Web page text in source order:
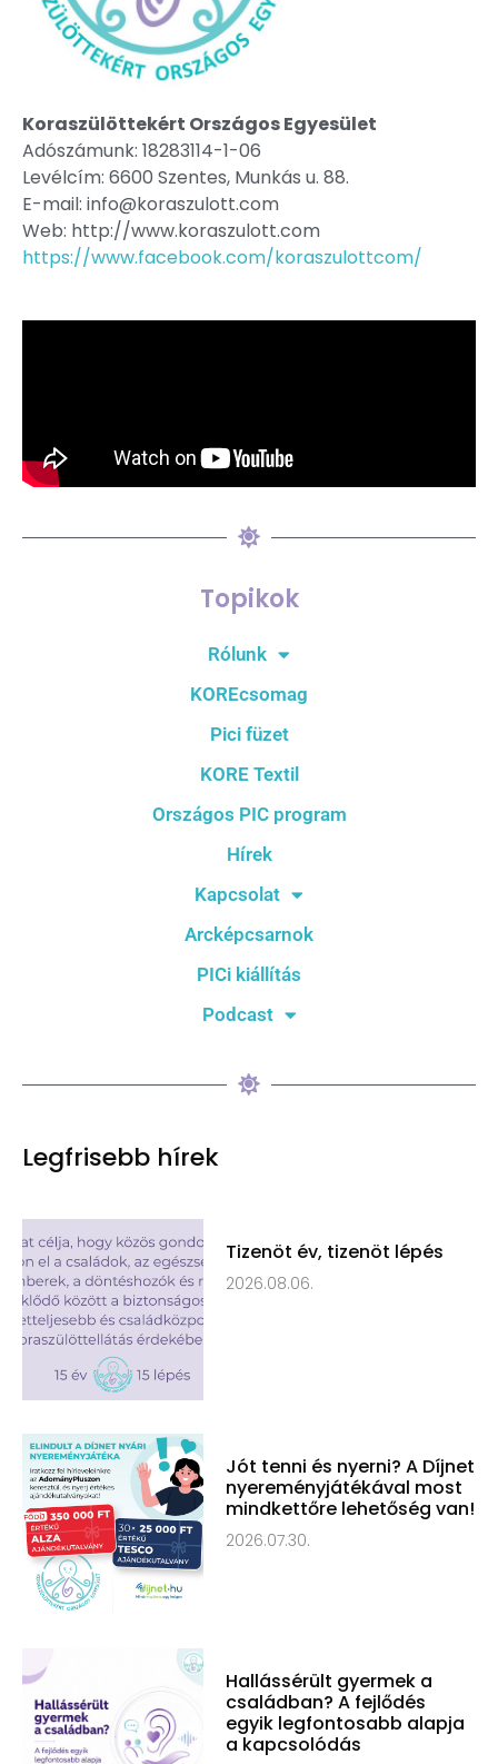
Koraszülöttekért Országos Egyesület
Adószámunk: 18283114-1-06
Levélcím: 6600 Szentes, Munkás u. 88.
E-mail: info@koraszulott.com
Web: http://www.koraszulott.com
https://www.facebook.com/koraszulottcom/
Topikok
Rólunk
KOREcsomag
Pici füzet
KORE Textil
Országos PIC program
Hírek
Kapcsolat
Arcképcsarnok
PICi kiállítás
Podcast
Legfrisebb hírek
Tizenöt év, tizenöt lépés
2026.08.06.
Jót tenni és nyerni? A Díjnet
nyereményjátékával most
mindkettőre lehetőség van!
2026.07.30.
Hallássérült gyermek a
családban? A fejlődés
egyik legfontosabb alapja
a kapcsolódás